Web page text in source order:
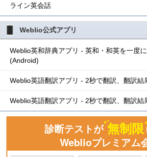
ライン英会話
Weblio公式アプリ
Weblio英和辞典アプリ - 英和・和英を一度
(Android)
Weblio英語翻訳アプリ - 2秒で翻訳、翻訳結
Weblio英語翻訳アプリ - 2秒で翻訳、翻訳結
診断テストが 無制限
Weblioプレミアム